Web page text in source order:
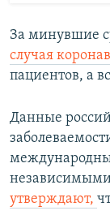
За минувшие
случая
пациентов, а
Данные
утверждают,